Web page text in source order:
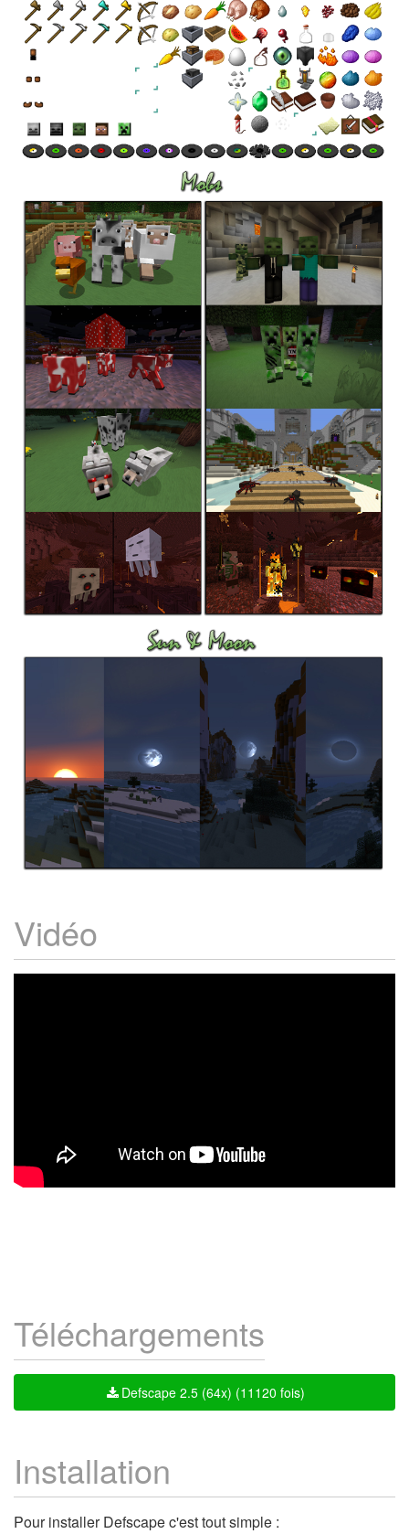
Vidéo
Téléchargements
Defscape 2.5 (64x) (11120 fois)
Installation
Pour installer Defscape c'est tout simple :